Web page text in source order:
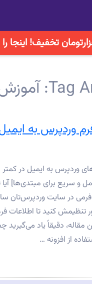
Tag
و سریع برای مبتدی‌ها] آیا
در سایت وردپرس‌تان
تنظیمش کنید تا اطلاعات
از افزونه …